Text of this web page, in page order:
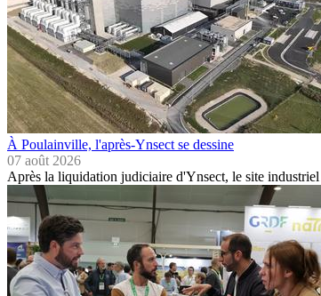
À Poulainville, l'après-Ynsect se dessine
07 août 2026
Après la liquidation judiciaire d'Ynsect, le site